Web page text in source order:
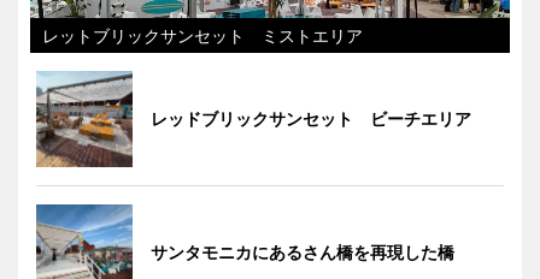
レットブリックサンセット ミストエリア
レッドブリックサンセット ビーチエリア
サンタモニカにあるさん橋を再現した橋